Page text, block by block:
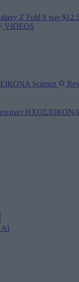
Z Fold 8 των
VIDEOS
Science
ΗΧΟΣ/ΕΙΚΟΝΑ
AI